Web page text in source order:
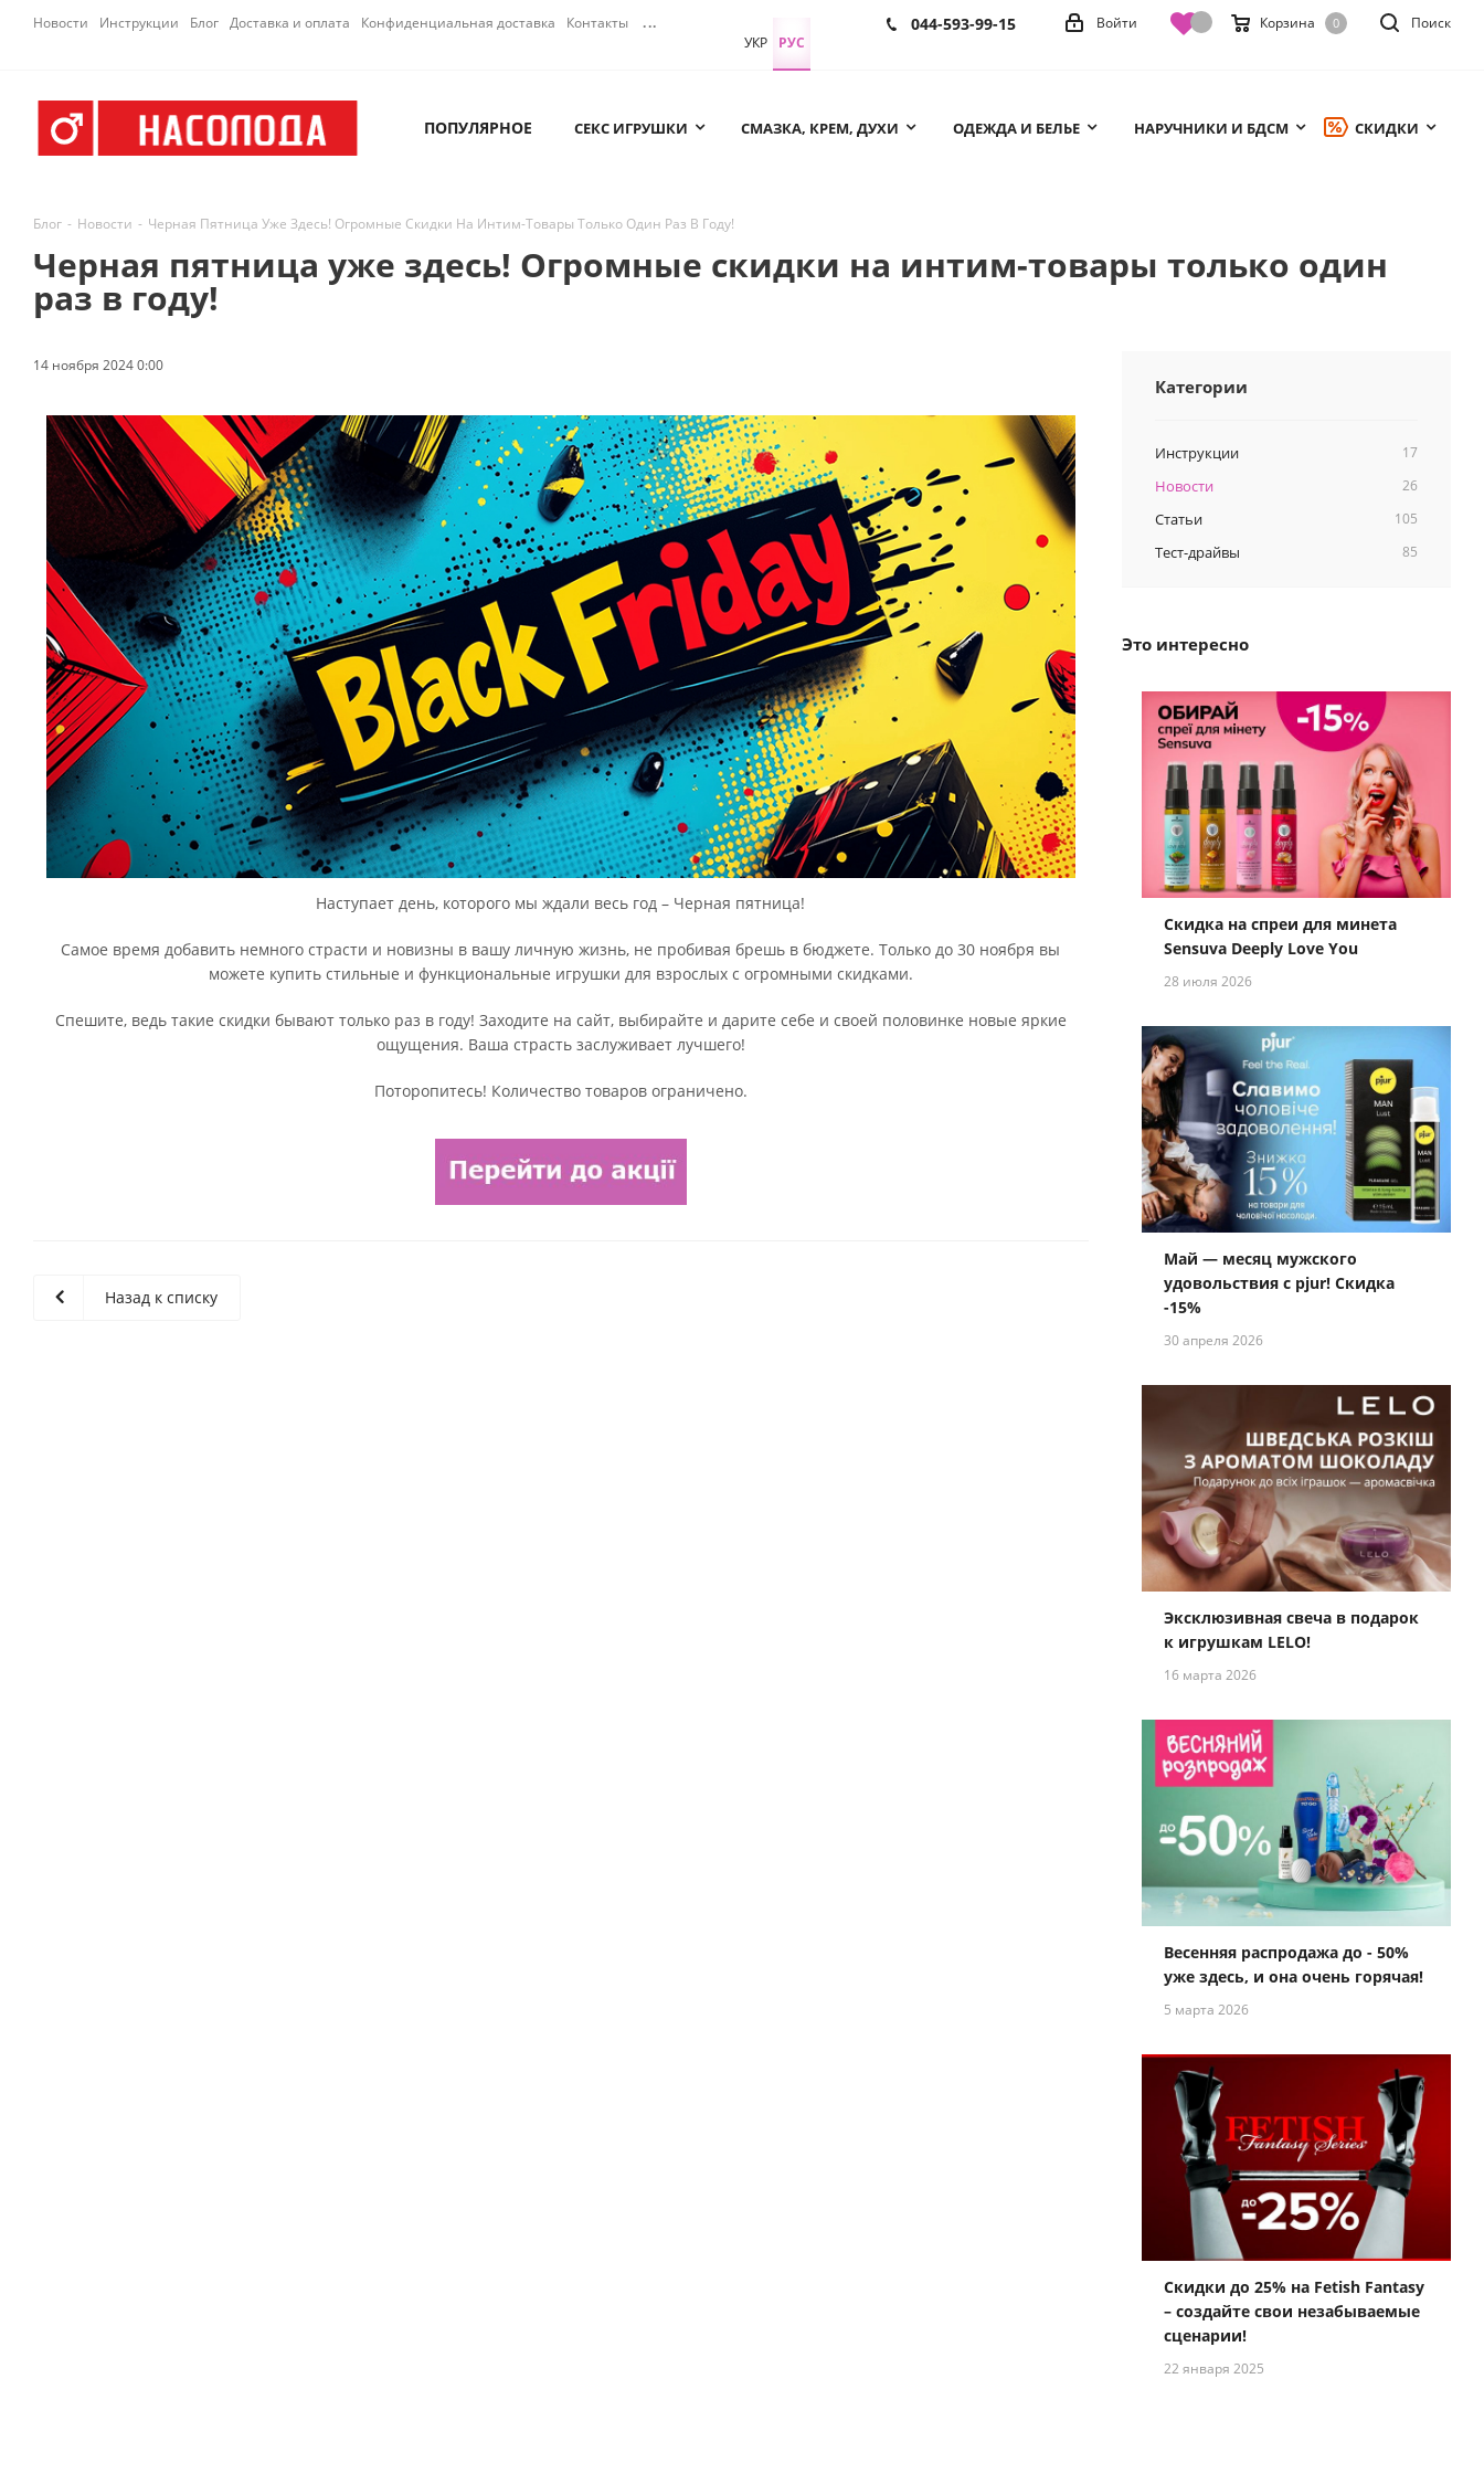
Новости Инструкции Блог Доставка и оплата Конфиденциальная доставка Контакты ... Поиск
Корзина 0
Войти
044-593-99-15
УКР РУС
ПОПУЛЯРНОЕ СЕКС ИГРУШКИ СМАЗКА, КРЕМ, ДУХИ ОДЕЖДА И БЕЛЬЕ НАРУЧНИКИ И БДСМ СКИДКИ
Блог - Новости - Черная Пятница Уже Здесь! Огромные Скидки На Интим-Товары Только Один Раз В Году!
Черная пятница уже здесь! Огромные скидки на интим-товары только один
раз в году!
14 ноября 2024 0:00
Наступает день, которого мы ждали весь год – Черная пятница!
Самое время добавить немного страсти и новизны в вашу личную жизнь, не пробивая брешь в бюджете. Только до 30 ноября вы
можете купить стильные и функциональные игрушки для взрослых с огромными скидками.
Спешите, ведь такие скидки бывают только раз в году! Заходите на сайт, выбирайте и дарите себе и своей половинке новые яркие
ощущения. Ваша страсть заслуживает лучшего!
Поторопитесь! Количество товаров ограничено.
Назад к списку
Категории
Инструкции 17
Новости 26
Статьи 105
Тест-драйвы 85
Это интересно
Скидка на спреи для минета
Sensuva Deeply Love You
28 июля 2026
Май — месяц мужского
удовольствия с pjur! Скидка
-15%
30 апреля 2026
Эксклюзивная свеча в подарок
к игрушкам LELO!
16 марта 2026
Весенняя распродажа до - 50%
уже здесь, и она очень горячая!
5 марта 2026
Скидки до 25% на Fetish Fantasy
– создайте свои незабываемые
сценарии!
22 января 2025